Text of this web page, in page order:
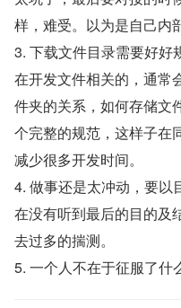
样，难受。以为是自己内
3. 下载文件目录需要好好
在开发文件相关的，通常
件夹的关系，如何存储文
个完整的规范，这样子在
减少很多开发时间。
4. 做事还是太冲动，要以
在没有听到最后的目的及
去过多的揣测。
5. 一个人不在于征服了什